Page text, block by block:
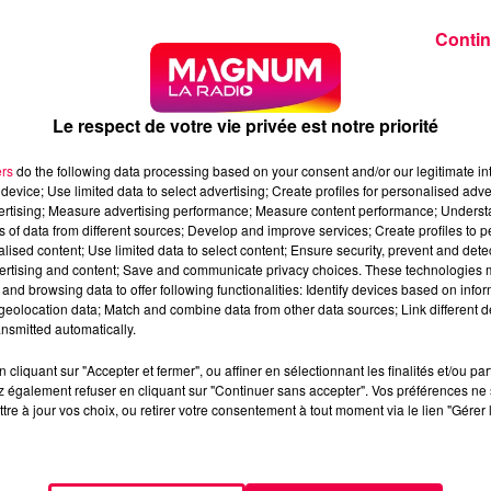
à découvrir les commerces partenaires afin de tenter
de la bergamote. Une opération qui mêle
du savoir-faire local.
DE LA GOURMANDISE
et de Gestion de la Bergamote de Nancy), l’ODG et
les rues du centre-ville. De mai à septembre,
des commerces partenaires tout en célébrant la
de Nancy traverse les générations grâce à cette
les organisateurs souhaitent mettre en lumière
le commerce de centre-ville.
COMMERCES DU CENTRE-VILLE
Les participants majeurs doivent récupérer un
À chaque achat réalisé dans une boutique
Le respect de votre vie privée est notre priorité
do the following data processing based on your consent and/or our legitimate
Use limited data to select advertising; Create profiles for personalised
Measure advertising performance; Measure content performance;
of data from different sources; Develop and improve services; Create profiles to
content; Use limited data to select content; Ensure security, prevent and
and content; Save and communicate privacy choices. These technologies
browsing data to offer following functionalities: Identify devices based on
data; Match and combine data from other data sources; Link different
automatically.
cliquant sur "Accepter et fermer", ou affiner en sélectionnant les finalités et/ou
également refuser en cliquant sur "Continuer sans accepter". Vos préférences
à jour vos choix, ou retirer votre consentement à tout moment via le lien